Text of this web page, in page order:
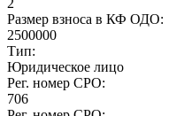
Размер взноса в КФ ОДО:
2500000
Тип:
Юридическое лицо
Рег. номер СРО:
706